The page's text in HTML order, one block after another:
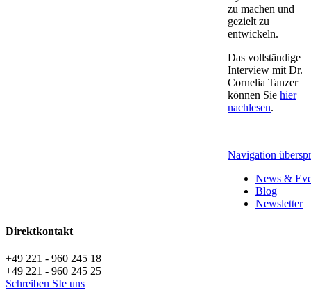
zu machen und
gezielt zu
entwickeln.
Das vollständige
Interview mit Dr.
Cornelia Tanzer
können Sie hier
nachlesen.
Navigation
News &
Blog
Newsletter
Direktkontakt
+49 221 - 960 245 18
+49 221 - 960 245 25
Schreiben SIe uns